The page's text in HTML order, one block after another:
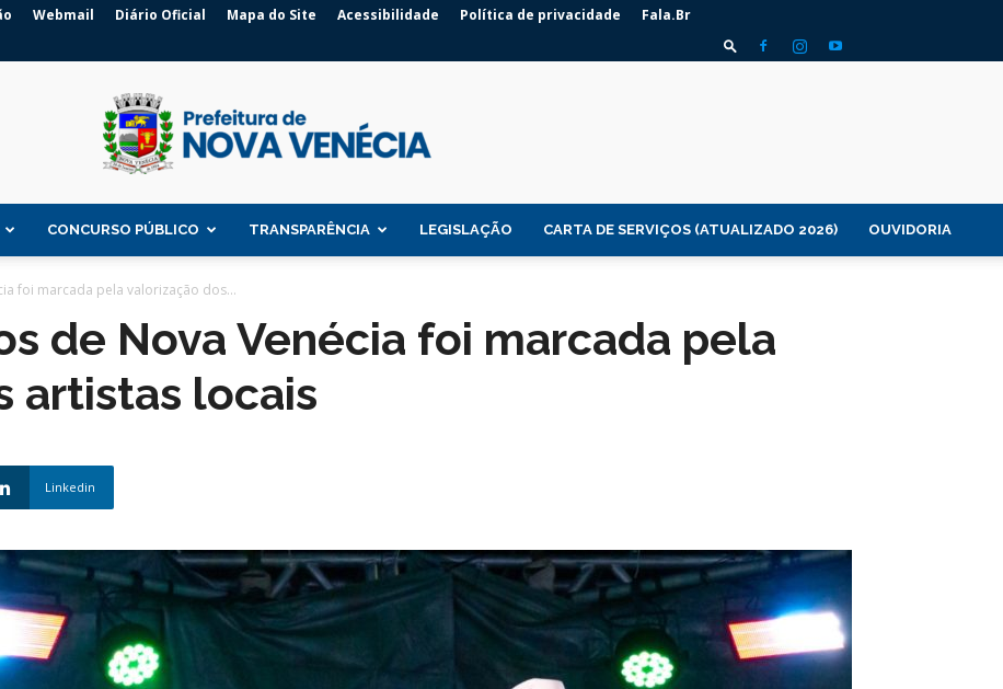
Webmail Diário Oficial Mapa do Site Acessibilidade Política de privacidade Fala.Br
de
CONCURSO PÚBLICO TRANSPARÊNCIA LEGISLAÇÃO CARTA DE SERVIÇOS (ATUALIZADO 2026) OUVIDORIA
foi marcada pela valorização dos...
de Nova Venécia foi marcada pela
artistas locais
Linkedin